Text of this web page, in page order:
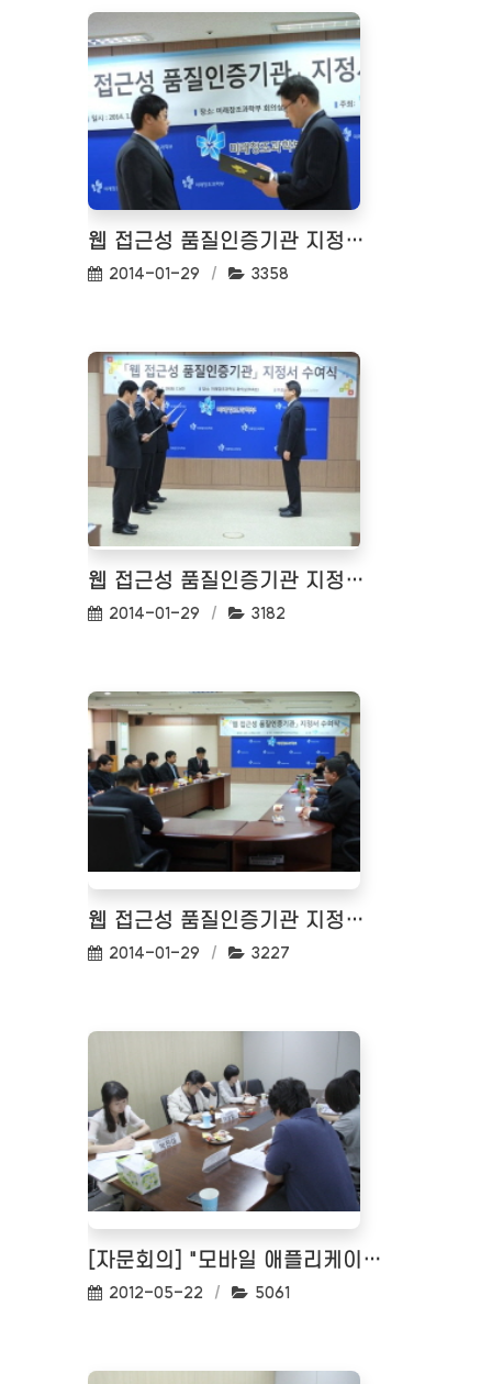
웹 접근성 품질인증기관 지정서 수여식_03
작성일:
2014-01-29 조회수:
3358
웹 접근성 품질인증기관 지정서 수여식_02
작성일:
2014-01-29 조회수:
3182
웹 접근성 품질인증기관 지정서 수여식
작성일:
2014-01-29 조회수:
3227
[자문회의] "모바일 애플리케이션 접근성 평가" 에 관한 자문회의(18일)
작성일:
2012-05-22 조회수:
5061